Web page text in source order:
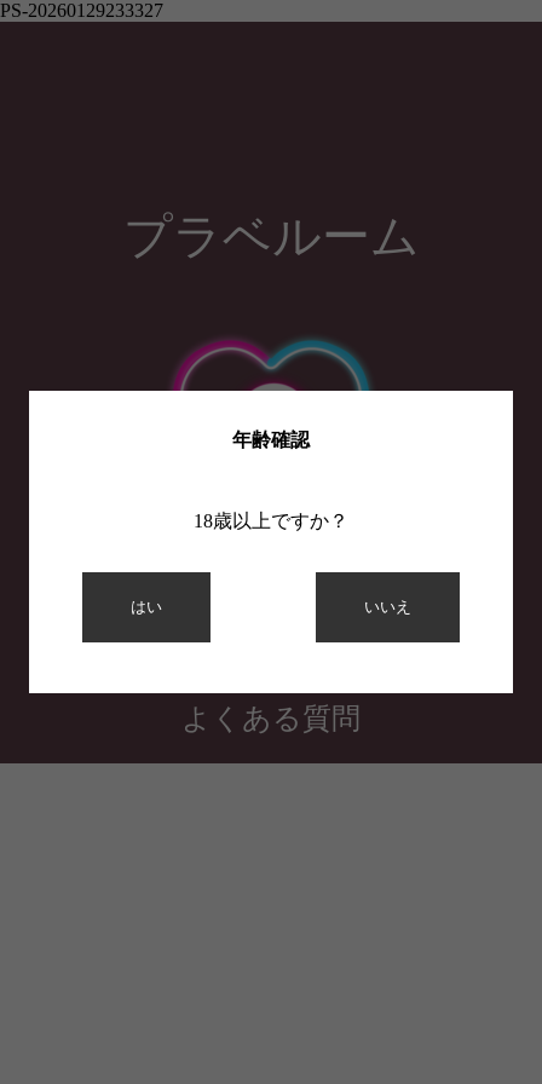
年齢確認
18歳以上ですか？
はい いいえ
PS-20260129233327
プラベルーム
利用規約
プライバシーポリシー
よくある質問